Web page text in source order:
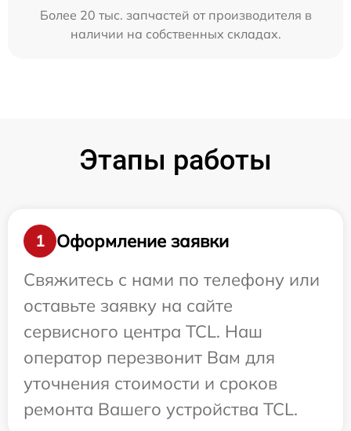
Более 20 тыс. запчастей от производителя в
наличии на собственных складах.
Этапы работы
1
Оформление заявки
Свяжитесь с нами по телефону или
оставьте заявку на сайте
сервисного центра TCL. Наш
оператор перезвонит Вам для
уточнения стоимости и сроков
ремонта Вашего устройства TCL.